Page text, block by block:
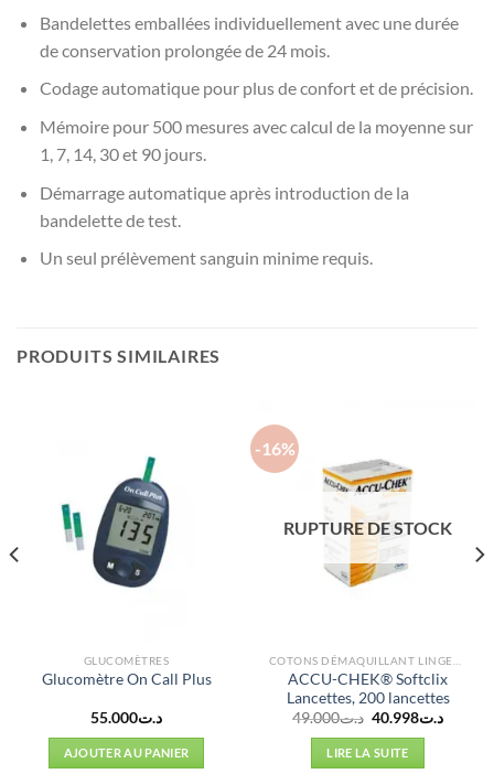
Bandelettes emballées individuellement avec une durée
de conservation prolongée de 24 mois.
Codage automatique pour plus de confort et de précision.
Mémoire pour 500 mesures avec calcul de la moyenne sur
1, 7, 14, 30 et 90 jours.
Démarrage automatique après introduction de la
bandelette de test.
Un seul prélèvement sanguin minime requis.
PRODUITS SIMILAIRES
GLUCOMÈTRES
Glucomètre On Call Plus
د.ت55.000
AJOUTER AU PANIER
-16%
RUPTURE DE STOCK
ACCU-CHEK® Softclix
Lancettes, 200 lancettes
د.ت49.000
Le
initial
était :
د.ت40.998
Le
LIRE LA SUITE